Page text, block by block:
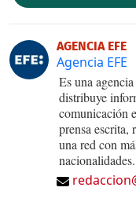
AGENCIA EFE
Agencia EFE
Es una
distribuye
comunicación
prensa escrita,
una red con
nacionalidades.